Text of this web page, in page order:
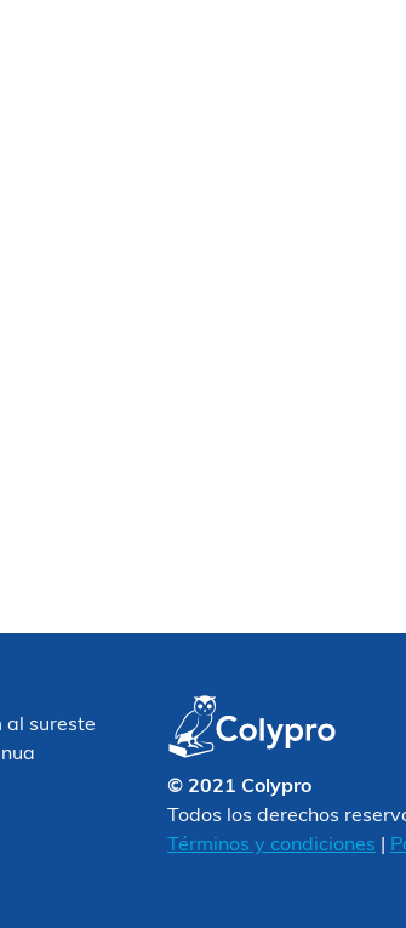
al sureste
© 2021 Colypro
Todos los derechos
Términos y condiciones